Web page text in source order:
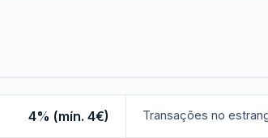
4% (mín. 4€) Transações no